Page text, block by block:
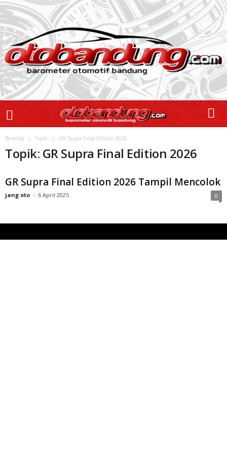
Beranda Topik GR Supra Final Edition 2026
Topik: GR Supra Final Edition 2026
GR Supra Final Edition 2026 Tampil Mencolok
jang oto - 6 April 2025 0